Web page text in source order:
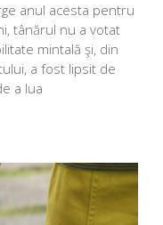
anul acesta pentru
tânărul nu a votat
mintală şi, din
a fost lipsit de
a lua